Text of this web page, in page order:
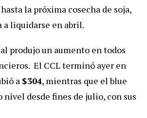
la próxima cosecha de soja,
a liquidarse en abril.
produjo un aumento en todos
El CCL terminó ayer en
a $304, mientras que el blue
desde fines de julio, con sus